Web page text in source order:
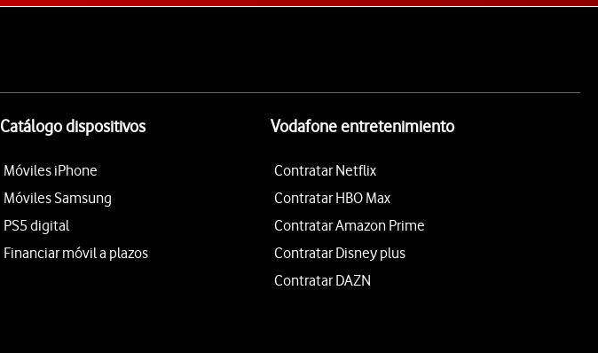
Catálogo dispositivos
Móviles iPhone
Móviles Samsung
PS5 digital
Financiar móvil a plazos
Vodafone entretenimiento
Contratar Netflix
Contratar HBO Max
Contratar Amazon Prime
Contratar Disney plus
Contratar DAZN